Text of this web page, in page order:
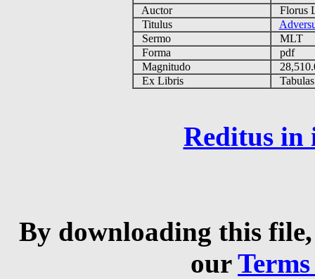
Auctor
Florus
Titulus
Sermo
MLT
Forma
pdf
Magnitudo
Ex Libris
Reditus in
By downloading this
our